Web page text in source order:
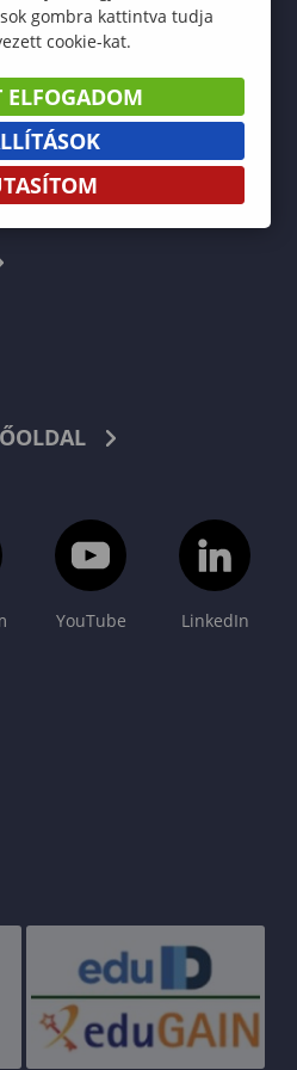
YouTube LinkedIn
gombra kattintva tudja
cookie-kat.